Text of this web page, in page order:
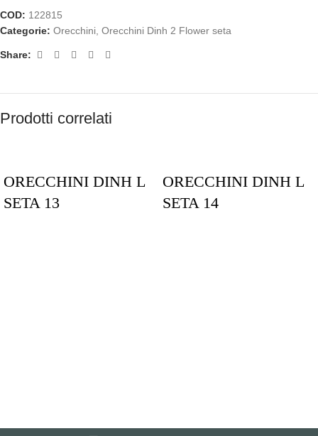
COD: 122815
Categorie: Orecchini Orecchini Dinh 2 Flower seta
Share:
Prodotti correlati
ORECCHINI DINH L
SETA 13
ORECCHINI DINH L
SETA 14